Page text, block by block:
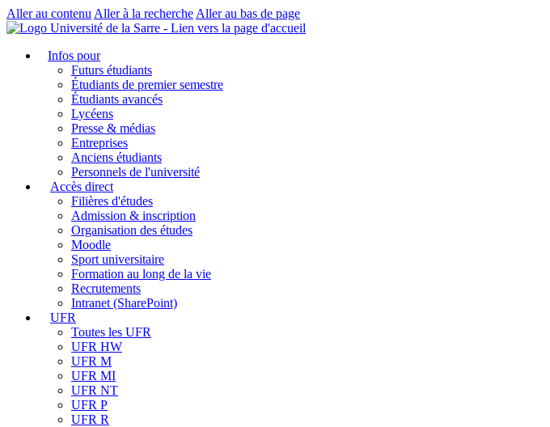
Aller au contenu Aller à la recherche Aller au bas de page
Infos pour
Futurs étudiants
Étudiants de premier semestre
Étudiants avancés
Lycéens
Presse & médias
Entreprises
Anciens étudiants
Personnels de l'université
Accès direct
Filières d'études
Admission & inscription
Organisation des études
Moodle
Sport universitaire
Formation au long de la vie
Recrutements
Intranet (SharePoint)
UFR
Toutes les UFR
UFR HW
UFR M
UFR MI
UFR NT
UFR P
UFR R